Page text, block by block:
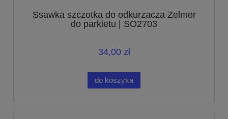
Ssawka szczotka do odkurzacza Zelmer
do parkietu | SO2703
34,00 zł
do koszyka